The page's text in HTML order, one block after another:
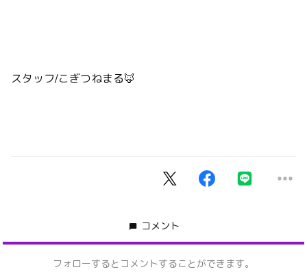
スタッフ/こぎつねまる🦊
コメント
フォローするとコメントすることができます。